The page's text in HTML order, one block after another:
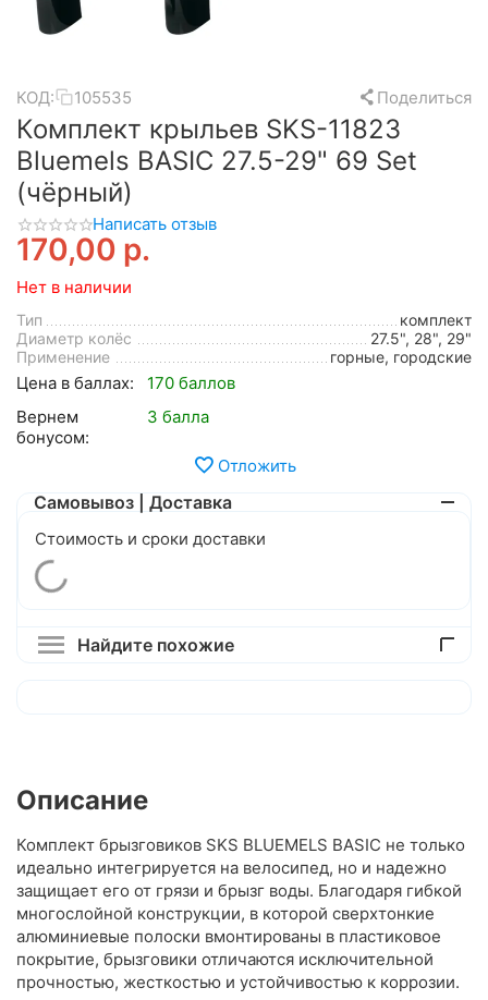
КОД: 105535 Поделиться
Комплект крыльев SKS-11823
Bluemels BASIC 27.5-29" 69 Set
(чёрный)
Написать отзыв
170,00 р.
Нет в наличии
Тип
комплект
Диаметр колёс
27.5", 28", 29"
Применение
горные, городские
Цена в баллах:
170 баллов
Вернем
бонусом:
3 балла
Отложить
Самовывоз | Доставка
Стоимость и сроки доставки
Найдите похожие
Описание
Комплект брызговиков SKS BLUEMELS BASIC не только
идеально интегрируется на велосипед, но и надежно
защищает его от грязи и брызг воды. Благодаря гибкой
многослойной конструкции, в которой сверхтонкие
алюминиевые полоски вмонтированы в пластиковое
покрытие, брызговики отличаются исключительной
прочностью, жесткостью и устойчивостью к коррозии.